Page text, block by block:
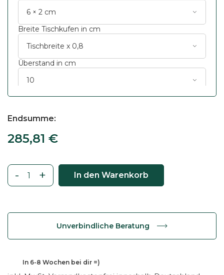
Breite Tischkufen in cm
Überstand in cm
Endsumme
285,81 €
- + In den Warenkorb
Unverbindliche Beratung
In 6-8 Wochen bei dir =)